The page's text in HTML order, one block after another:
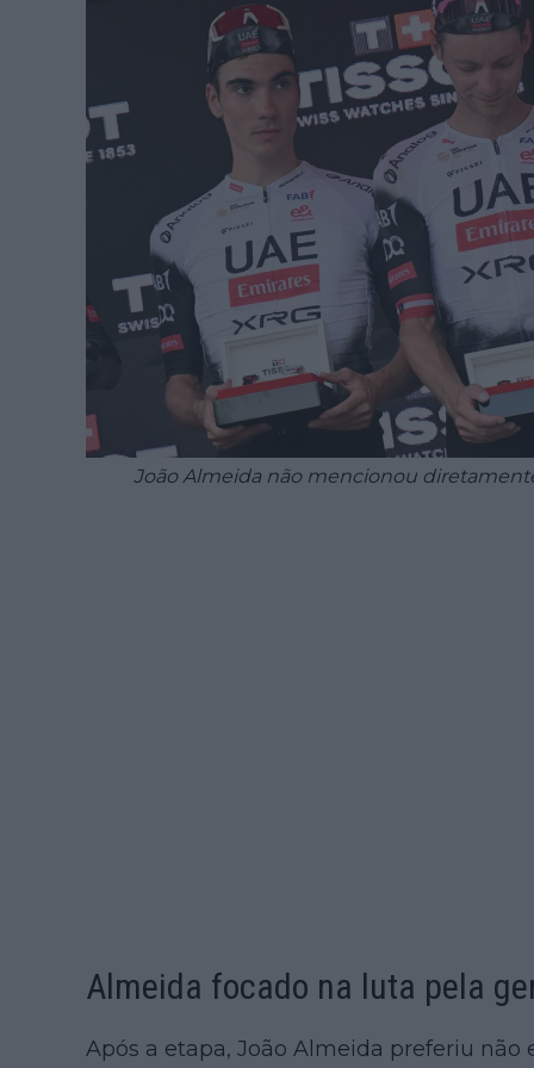
João Almeida não mencionou
Almeida focado na luta pela
Após a etapa, João Almeida preferiu